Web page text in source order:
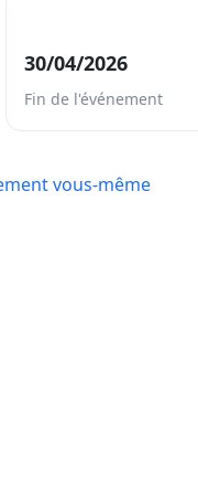
30/04/2026
Fin de l'événement
vous-même